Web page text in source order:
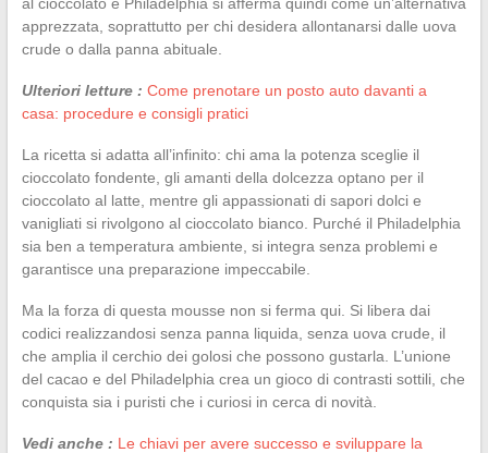
apprezzata, soprattutto per chi desidera allontanarsi dalle uova
crude o dalla panna abituale.
Ulteriori letture : Come prenotare un posto auto davanti a
casa: procedure e consigli pratici
La ricetta si adatta all’infinito: chi ama la potenza sceglie il
cioccolato fondente, gli amanti della dolcezza optano per il
cioccolato al latte, mentre gli appassionati di sapori dolci e
vanigliati si rivolgono al cioccolato bianco. Purché il Philadelphia
sia ben a temperatura ambiente, si integra senza problemi e
garantisce una preparazione impeccabile.
Ma la forza di questa mousse non si ferma qui. Si libera dai
codici realizzandosi senza panna liquida, senza uova crude, il
che amplia il cerchio dei golosi che possono gustarla. L’unione
del cacao e del Philadelphia crea un gioco di contrasti sottili, che
conquista sia i puristi che i curiosi in cerca di novità.
Vedi anche : Le chiavi per avere successo e sviluppare la